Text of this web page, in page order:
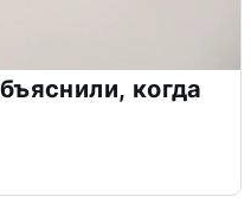
когда